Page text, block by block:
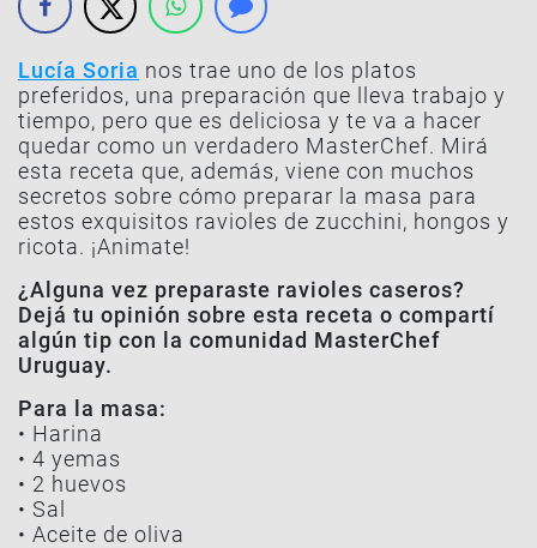
Lucía Soria nos trae uno de los platos
preferidos, una preparación que lleva trabajo y
tiempo, pero que es deliciosa y te va a hacer
quedar como un verdadero MasterChef. Mirá
esta receta que, además, viene con muchos
secretos sobre cómo preparar la masa para
estos exquisitos ravioles de zucchini, hongos y
ricota. ¡Animate!
¿Alguna vez preparaste ravioles caseros?
Dejá tu opinión sobre esta receta o compartí
algún tip con la comunidad MasterChef
Uruguay.
Para la masa:
• Harina
• 4 yemas
• 2 huevos
• Sal
• Aceite de oliva